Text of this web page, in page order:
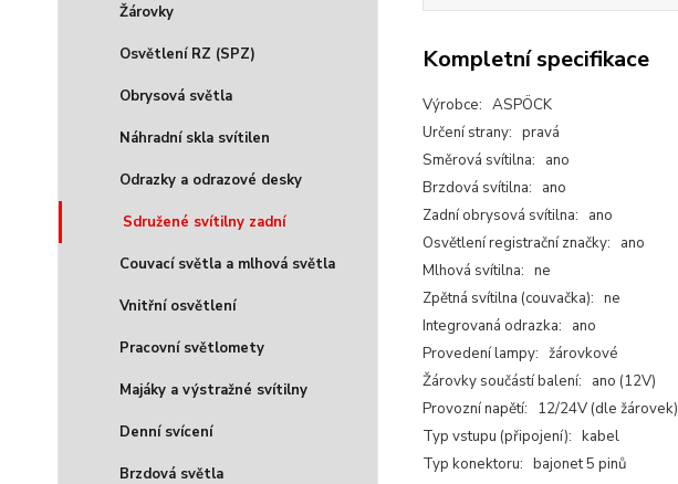
Žárovky
Osvětlení RZ (SPZ)
Obrysová světla
Náhradní skla svítilen
Odrazky a odrazové desky
Sdružené svítilny zadní
Couvací světla a mlhová světla
Vnitřní osvětlení
Pracovní světlomety
Majáky a výstražné svítilny
Denní svícení
Brzdová světla
Kompletní specifikace
Výrobce: ASPÖCK
Určení strany: pravá
Směrová svítilna: ano
Brzdová svítilna: ano
Zadní obrysová svítilna: ano
Osvětlení registrační značky: ano
Mlhová svítilna: ne
Zpětná svítilna (couvačka): ne
Integrovaná odrazka: ano
Provedení lampy: žárovkové
Žárovky součástí balení: ano (12V)
Provozní napětí: 12/24V (dle žárovek)
Typ vstupu (připojení): kabel
Typ konektoru: bajonet 5 pinů